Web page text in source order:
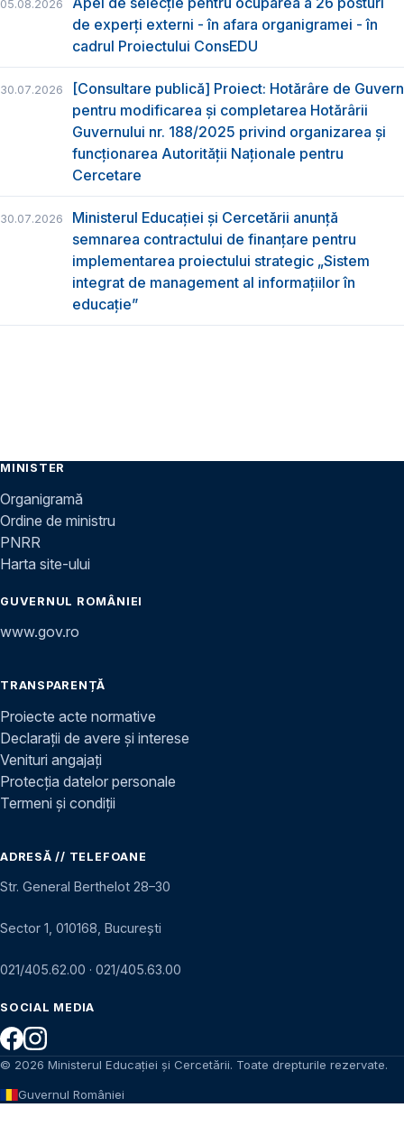
05.08.2026
de experți externi - în afara organigramei - în
cadrul Proiectului ConsEDU
30.07.2026
[Consultare publică] Proiect: Hotărâre de Guvern
pentru modificarea și completarea Hotărârii
Guvernului nr. 188/2025 privind organizarea şi
funcţionarea Autorităţii Naţionale pentru
Cercetare
30.07.2026
Ministerul Educației și Cercetării anunță
semnarea contractului de finanțare pentru
implementarea proiectului strategic „Sistem
integrat de management al informațiilor în
educație”
MINISTER
Organigramă
Ordine de ministru
PNRR
Harta site-ului
GUVERNUL ROMÂNIEI
www.gov.ro
TRANSPARENȚĂ
Proiecte acte normative
Declarații de avere și interese
Venituri angajați
Protecția datelor personale
Termeni și condiții
ADRESĂ // TELEFOANE
Str. General Berthelot 28–30
Sector 1, 010168, București
021/405.62.00 · 021/405.63.00
SOCIAL MEDIA
© 2026 Ministerul Educației și Cercetării. Toate drepturile rezervate.
Guvernul României